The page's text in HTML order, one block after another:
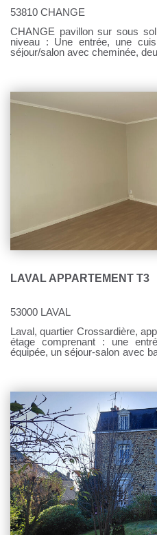
53810 CHANGE
CHANGE pavillon sur sous sol de 90 m² comprenant au 1er
niveau : Une entrée, une
séjour/salon avec cheminée,
Chauffage individuel gaz de ville. Loyer : 800 € Honoraires
charge du locataire : 800 €
rendez-vous sur notre site,
candidature" afin de nous
LAVAL APPARTEMENT T3
53000 LAVAL
Laval, quartier Crossardière,
étage comprenant : une
équipée, un séjour-salon avec
TTC Si vous souhaitez visiter, rendez-vous sur notre site,
cliquer sur l'onglet "Dossier
transmettre votre dossier par